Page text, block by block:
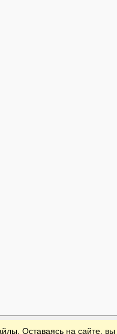
Оставаясь на сайте,